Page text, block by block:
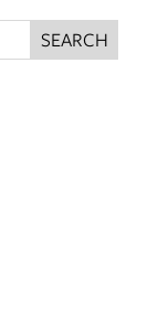
SEARCH